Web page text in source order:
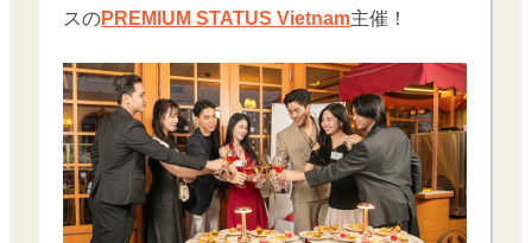
スのPREMIUM STATUS Vietnam主催！